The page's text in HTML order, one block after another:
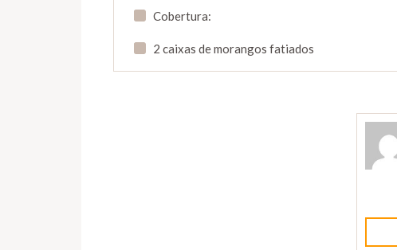
Cobertura:
2 caixas de morangos fatiados